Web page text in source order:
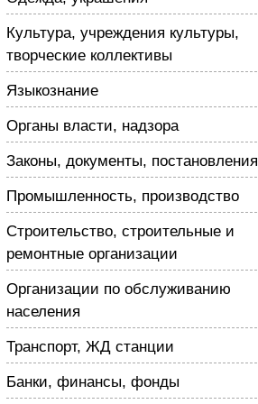
Культура, учреждения культуры,
творческие коллективы
Языкознание
Органы власти, надзора
Законы, документы, постановления
Промышленность, производство
Строительство, строительные и
ремонтные организации
Организации по обслуживанию
населения
Транспорт, ЖД станции
Банки, финансы, фонды